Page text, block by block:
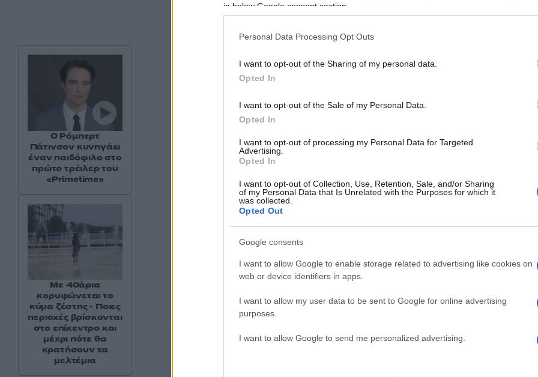
in below Google consent section.
Personal Data Processing Opt Outs
I want to opt-out of the Sharing of my personal data.
Opted In
I want to opt-out of the Sale of my Personal Data.
Opted In
I want to opt-out of processing my Personal Data for Targeted
Advertising.
Opted In
I want to opt-out of Collection, Use, Retention, Sale, and/or Sharing
of my Personal Data that Is Unrelated with the Purposes for which it
was collected.
Opted Out
Google consents
I want to allow Google to enable storage related to advertising like cookies on
web or device identifiers in apps.
I want to allow my user data to be sent to Google for online advertising
purposes.
I want to allow Google to send me personalized advertising.
Η αφίσα της περιοδείας
Ο Ρόμπερτ
Πάτινσον κυνηγάει
έναν παιδόφιλο στο
πρώτο τρέιλερ του
«Primetime»
Με 40άρια
κορυφώνεται το
κύμα ζέστης - Ποιες
περιοχές βρίσκονται
στο επίκεντρο και
μέχρι πότε θα
κρατήσουν τα
μελτέμια